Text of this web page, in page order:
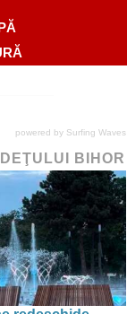
powered by Surfing Waves
BIHOR